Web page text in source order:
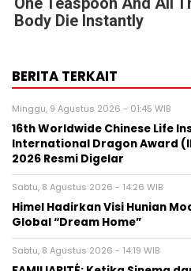
Body Die Instantly
BERITA TERKAIT
Minggu, 9 Agustus 2026 - 01:45 WIB
16th Worldwide Chinese Life
International Dragon Award
2026 Resmi Digelar
Sabtu, 8 Agustus 2026 - 14:26 WIB
Himel Hadirkan Visi Hunian
Global “Dream Home”
Sabtu, 8 Agustus 2026 - 14:19 WIB